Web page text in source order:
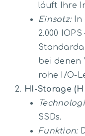
läuft Ihre
Einsatz:In
2.000
bei denen
rohe I/O-
HI-Storage
SSDs.
Funktion: